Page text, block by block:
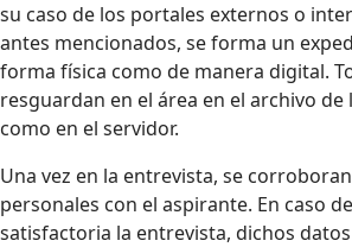
su caso de los portales externos o
antes mencionados, se forma un
forma física como de manera digital.
resguardan en el área en el archivo
como en el servidor.
Una vez en la entrevista, se
personales con el aspirante. En caso
satisfactoria la entrevista, dichos